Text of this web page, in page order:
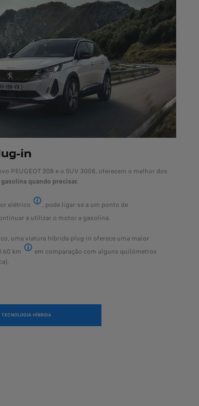
in
in Hybrid Electric Vehicle
PEUGEOT 308 e o SUV 3008, oferecem o melhor dos
quando precisar.
elétrico
bateria vazia
, pode ligar-se a um ponto de
combustível, a PEUGEOT aconselha a carregar diariamente a
a utilizar o motor a gasolina.
uma viatura híbrida plug-in oferece uma maior
60 km
Novos PEUGEOT 308 e 308 SW híbridos plug-in.
em comparação com alguns quilómetros
TECNOLOGIA HÍBRIDA